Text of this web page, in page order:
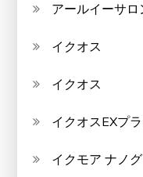
アールイーサロ
イクオス
イクオス
イクオスEXプ
イクモア ナノ